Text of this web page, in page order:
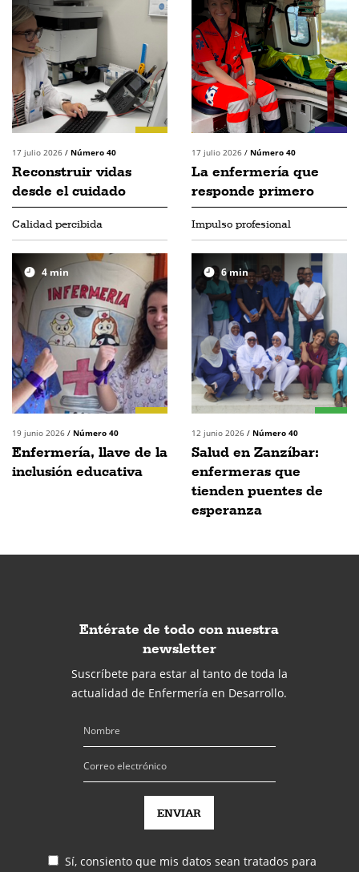
17 julio 2026 / Número 40
Reconstruir vidas
desde el cuidado
17 julio 2026 / Número 40
La enfermería que
responde primero
Calidad percibida
4min
19 junio 2026 / Número 40
Enfermería, llave de la
inclusión educativa
Impulso profesional
6min
12 junio 2026 / Número 40
Salud en Zanzíbar:
enfermeras que
tienden puentes de
esperanza
Entérate de todo con nuestra
newsletter
Suscríbete para estar al tanto de toda la
actualidad de Enfermería en Desarrollo.
Sí, consiento que mis datos sean tratados para